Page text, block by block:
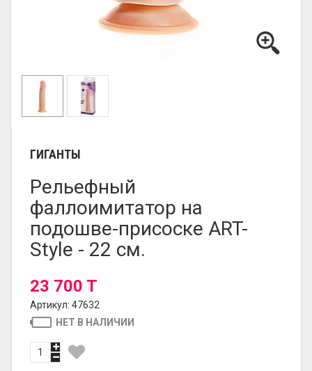
ГИГАНТЫ
Рельефный
фаллоимитатор на
подошве-присоске ART-
Style - 22 см.
23 700 T
Артикул: 47632
НЕТ В НАЛИЧИИ